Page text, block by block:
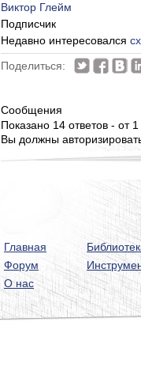
Виктор Глейм
Подписчик
Недавно интересовался
Поделиться:
Сообщения
Показано 14 ответов - от
Вы должны
Главная
Форум
О нас